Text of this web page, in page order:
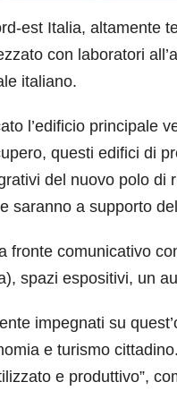
est Italia, altamente
con laboratori
italiano.
l’edificio principale
questi edifici di
del nuovo polo
saranno a supporto
fronte comunicativo
spazi espositivi, un
impegnati su
e turismo
e produttivo”,